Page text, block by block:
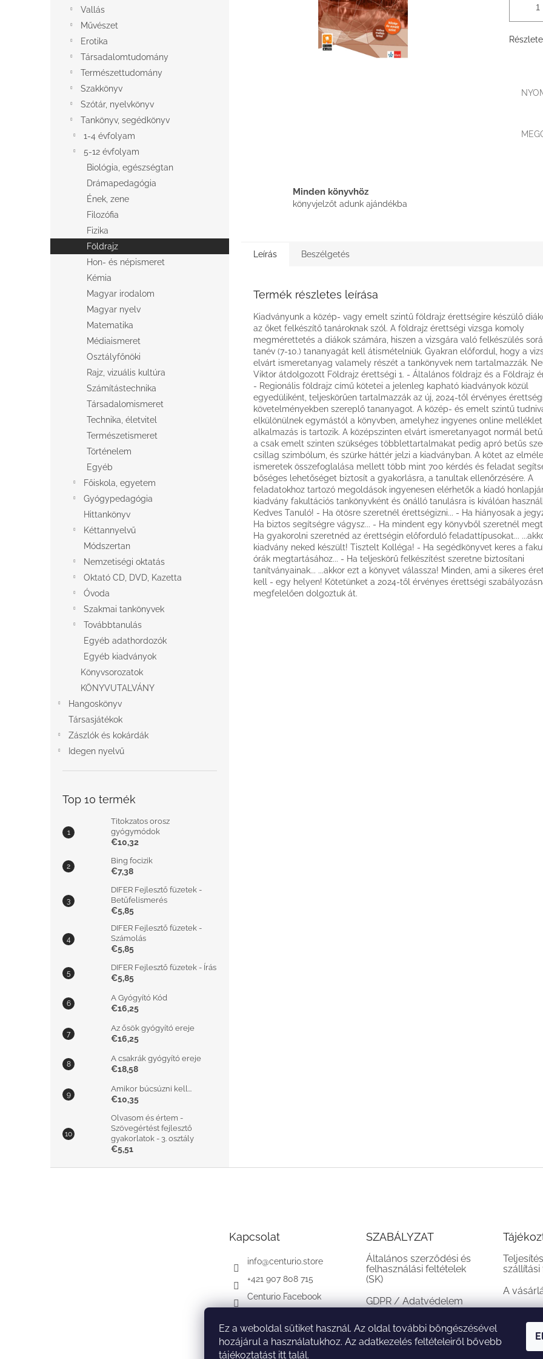
Ez a weboldal sütiket használ. Az oldal további böngészésével
hozájárul a használatukhoz. Az adatkezelés feltételeiről bővebb
tájékoztatást itt talál.
Vallás
Művészet
Erotika
Társadalomtudomány
Természettudomány
Szakkönyv
Szótár, nyelvkönyv
Tankönyv, segédkönyv
1-4 évfolyam
5-12 évfolyam
Biológia, egészségtan
Drámapedagógia
Ének, zene
Filozófia
Fizika
Földrajz
Hon- és népismeret
Kémia
Magyar irodalom
Magyar nyelv
Matematika
Médiaismeret
Osztályfőnöki
Rajz, vizuális kultúra
Számítástechnika
Társadalomismeret
Technika, életvitel
Természetismeret
Történelem
Egyéb
Főiskola, egyetem
Gyógypedagógia
Hittankönyv
Kéttannyelvű
Módszertan
Nemzetiségi oktatás
Oktató CD, DVD, Kazetta
Óvoda
Szakmai tankönyvek
Továbbtanulás
Egyéb adathordozók
Egyéb kiadványok
Könyvsorozatok
KÖNYVUTALVÁNY
Hangoskönyv
Társasjátékok
Zászlók és kokárdák
Idegen nyelvű
Top 10 termék
Titokzatos orosz
gyógymódok
€10,32
Bing focizik
€7,38
DIFER Fejlesztő füzetek -
Betűfelismerés
€5,85
DIFER Fejlesztő füzetek -
Számolás
€5,85
DIFER Fejlesztő füzetek - Írás
€5,85
A Gyógyító Kód
€16,25
Az ősök gyógyító ereje
€16,25
A csakrák gyógyító ereje
€18,58
Amikor búcsúzni kell...
€10,35
Olvasom és értem -
Szövegértést fejlesztő
gyakorlatok - 3. osztály
€5,51
Minden könyvhöz
könyvjelzőt adunk ajándékba
Leírás Beszélgetés
Termék részletes leírása
Kiadványunk a közép- vagy emelt szintű földrajz érettségire készülő
az őket felkészítő tanároknak szól. A földrajz érettségi vizsga komoly
megmérettetés a diákok számára, hiszen a vizsgára való felkészülés
tanév (7-10.) tananyagát kell átismételniük. Gyakran előfordul, hogy a
elvárt ismeretanyag valamely részét a tankönyvek nem tartalmazzák.
Viktor átdolgozott Földrajz érettségi 1. - Általános földrajz és a Földrajz
- Regionális földrajz című kötetei a jelenleg kapható kiadványok közül
egyedüliként, teljeskörűen tartalmazzák az új, 2024-től érvényes érettségi
követelményekben szereplő tananyagot. A közép- és emelt szintű
elkülönülnek egymástól a könyvben, amelyhez ingyenes online melléklet
alkalmazás is tartozik. A középszinten elvárt ismeretanyagot normál
a csak emelt szinten szükséges többlettartalmakat pedig apró betűs
csillag szimbólum, és szürke háttér jelzi a kiadványban. A kötet az
ismeretek összefoglalása mellett több mint 700 kérdés és feladat
bőséges lehetőséget biztosít a gyakorlásra, a tanultak ellenőrzésére. A
feladatokhoz tartozó megoldások ingyenesen elérhetők a kiadó
kiadvány fakultációs tankönyvként és önálló tanulásra is kiválóan
Kedves Tanuló! - Ha ötösre szeretnél érettségizni... - Ha hiányosak a
Ha biztos segítségre vágysz... - Ha mindent egy könyvből szeretnél
Ha gyakorolni szeretnéd az érettségin előforduló feladattípusokat...
kiadvány neked készült! Tisztelt Kolléga! - Ha segédkönyvet keres a
órák megtartásához... - Ha teljeskörű felkészítést szeretne biztosítani
tanítványainak... ...akkor ezt a könyvet válassza! Minden, ami a sikeres
kell - egy helyen! Kötetünket a 2024-től érvényes érettségi
megfelelően dolgoztuk át.
Kapcsolat
info@centurio.store
+421 907 808 715
Centurio Facebook
SZABÁLYZAT
Általános szerződési és
felhasználási feltételek
(SK)
GDPR / Adatvédelem
(SK)
Reklamációs feltételek
(SK)
szállítási
A